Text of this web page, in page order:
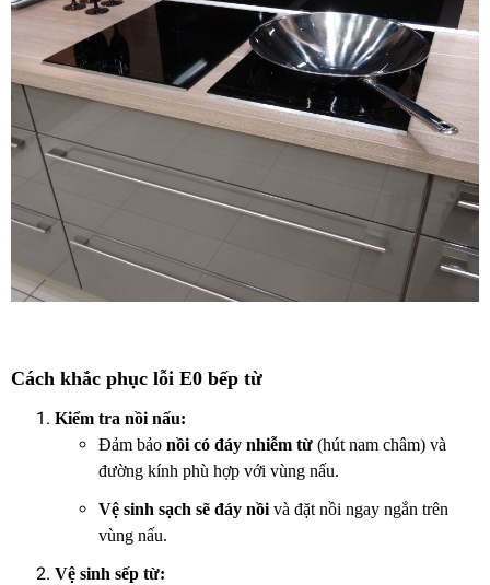
Cách khắc phục lỗi E0 bếp từ
Kiểm tra nồi nấu:
Đảm bảo nồi có đáy nhiễm từ (hút nam châm) và
đường kính phù hợp với vùng nấu.
Vệ sinh sạch sẽ đáy nồi và đặt nồi ngay ngắn trên
vùng nấu.
Vệ sinh sếp từ: